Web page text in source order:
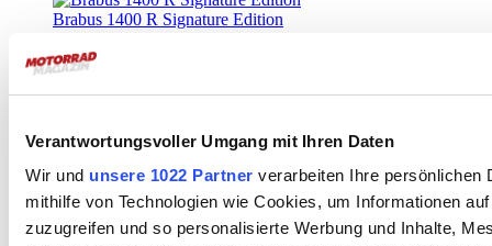
Verantwortungsvoller Umgang mit Ihren Daten
Wir und unsere 1022 Partner verarbeiten Ihre persönlichen
mithilfe von Technologien wie Cookies, um Informationen
zuzugreifen und so personalisierte Werbung und Inhalte,
Brabus 1400 R Signature Edition
Power, Posing, Präzision
Signature Edition
Die 1400 R ist Brabus’ nächste Ausbaustufe auf KTM-Basis – heuer
Stück weltweit, Listenpreis für Deutschland: 49.900 Euro. Damit
positioniert sich das „Luxury Hyper Naked“ einmal mehr als
Sammlerstück mit handverlesenen technischen Details.